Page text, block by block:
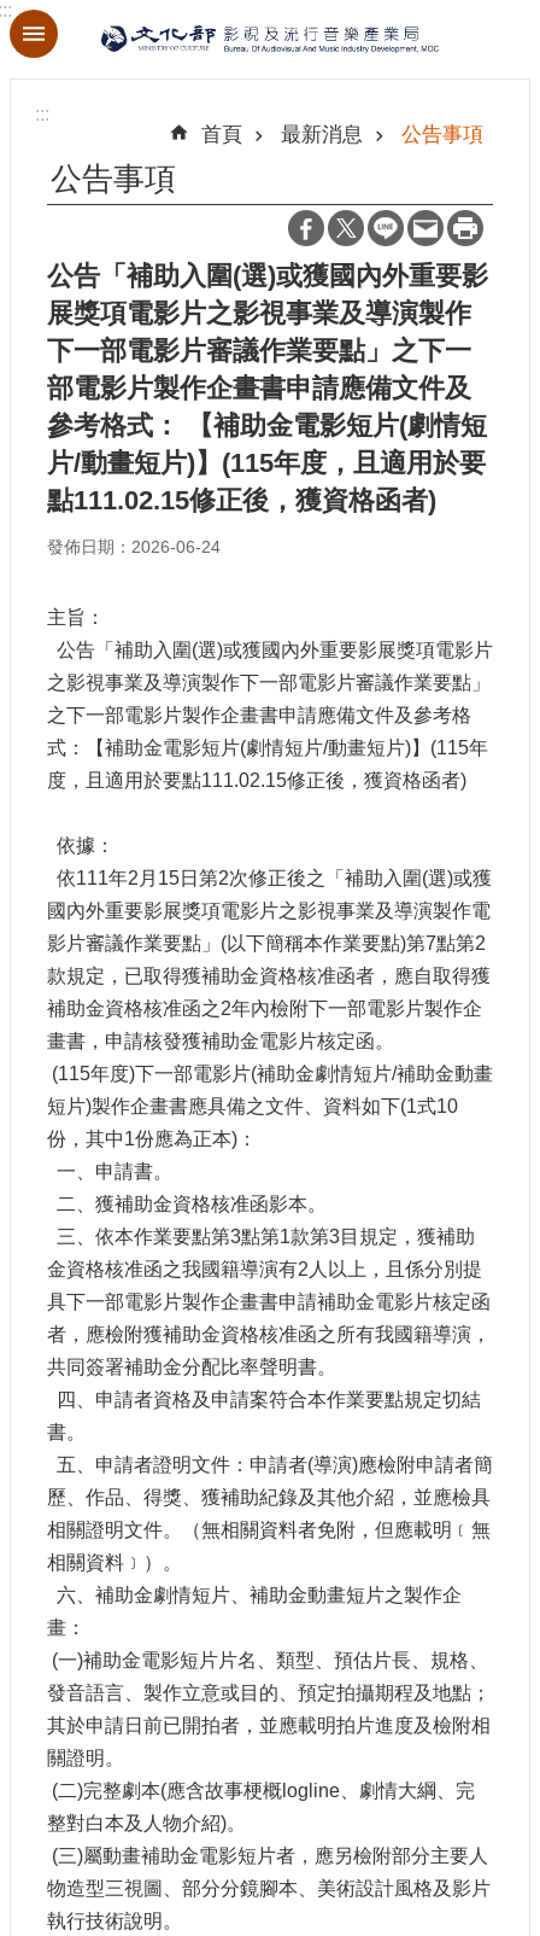
跳到主要內容區塊
進
搜
:::
首頁 最新消息 公告事項
公告事項
公告「補助入圍(選)或獲國內外重要影
展獎項電影片之影視事業及導演製作
下一部電影片審議作業要點」之下一
部電影片製作企畫書申請應備文件及
參考格式： 【補助金電影短片(劇情短
片/動畫短片)】(115年度，且適用於要
點111.02.15修正後，獲資格函者)
發佈日期：2026-06-24
主旨：
公告「補助入圍 (選)或獲國內外重要影展獎項電影片
之影視事業及導演製作下一部電影片審議作業要點」
之下一部電影片製作企畫書申請應備文件及參考格
式：【補助金電影短片(劇情短片/動畫短片)】 (115年
度，且適用於要點111.02.15修正後，獲資格函者)
依據：
依111年2 月 15日第2次修正後之「補助入圍 (選)或獲
國內外重要影展獎項電影片之影視事業及導演製作電
影片審議作業要點」 (以下簡稱本作業要點)第7點第2
款規定，已取得獲補助金資格核准函者，應自取得獲
補助金資格核准函之2年內檢附下一部電影片製作企
畫書，申請核發獲補助金電影片核定函。
(115年度)下一部電影片(補助金劇情短片/補助金動畫
短片)製作企畫書應具備之文件、資料如下(1式10
份，其中1份應為正本) ：
一、申請書。
二、獲補助金資格核准函影本。
三、依本作業要點第3點第1款第3目規定，獲補助
金資格核准函之我國籍導演有2 人以上，且係分別提
具下一部電影片製作企畫書申請補助金電影片核定函
者，應檢附獲補助金資格核准函之所有我國籍導演，
共同簽署補助金分配比率聲明書。
四、申請者資格及申請案符合本作業要點規定切結
書。
五、申請者證明文件：申請者(導演)應檢附申請者簡
歷、作品、得獎、獲補助紀錄及其他介紹，並應檢具
相關證明文件。（無相關資料者免附，但應載明﹝無
相關資料﹞）。
六、補助金劇情短片、補助金動畫短片之製作企
畫：
(一)補助金電影短片片名、類型、預估片長、規格、
發音語言、製作立意或目的、預定拍攝期程及地點；
其於申請日前已開拍者，並應載明拍片進度及檢附相
關證明。
(二)完整劇本(應含故事梗概 logline 、劇情大綱、完
整對白本及人物介紹)。
(三)屬動畫補助金電影短片者，應另檢附部分主要人
物造型三視圖、部分分鏡腳本、美術設計風格及影片
執行技術說明。